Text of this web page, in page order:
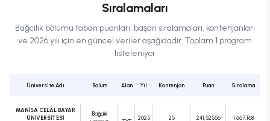
Sıralamaları
Bağcılık bölümü taban puanları, başarı sıralamaları, kontenjanları
ve 2026 yılı için en güncel veriler aşağıdadır. Toplam 1 program
listeleniyor
Üniversite Adı Bölüm Alan Yıl Kontenjan Puan Sıralama
MANİSA CELÂL BAYAR
ÜNİVERSİTESİ
Bağcılık
2025
25
241,52556
1.667.168